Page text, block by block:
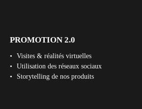
PROMOTION 2.0
Visites & réalités virtuelles
Utilisation des réseaux sociaux
Storytelling de nos produits